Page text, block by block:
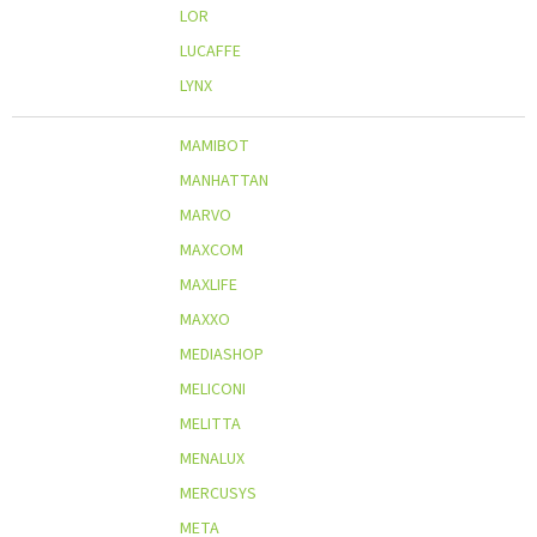
LOR
LUCAFFE
LYNX
MAMIBOT
MANHATTAN
MARVO
MAXCOM
MAXLIFE
MAXXO
MEDIASHOP
MELICONI
MELITTA
MENALUX
MERCUSYS
META